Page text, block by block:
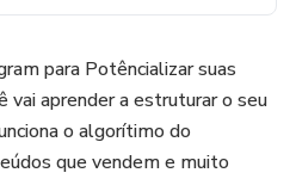
para Potêncializar suas
vai aprender a estruturar o seu
o algorítimo do
que vendem e muito